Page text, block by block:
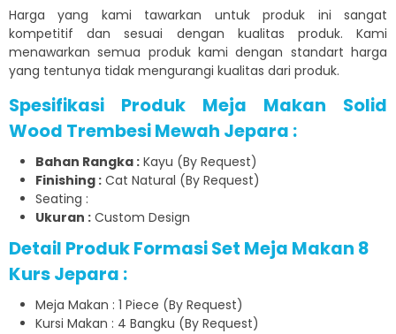
Harga yang kami tawarkan untuk produk ini sangat
kompetitif dan sesuai dengan kualitas produk. Kami
menawarkan semua produk kami dengan standart harga
yang tentunya tidak mengurangi kualitas dari produk.
Spesifikasi Produk Meja Makan Solid
Wood Trembesi Mewah Jepara :
Bahan Rangka : Kayu (By Request)
Finishing : Cat Natural (By Request)
Seating :
Ukuran : Custom Design
Detail Produk Formasi Set Meja Makan 8
Kurs Jepara :
Meja Makan : 1 Piece (By Request)
Kursi Makan : 4 Bangku (By Request)